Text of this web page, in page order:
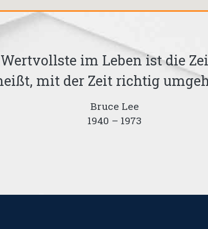
Wertvollste im Leben ist die
mit der Zeit richtig
Bruce Lee
1940 – 1973